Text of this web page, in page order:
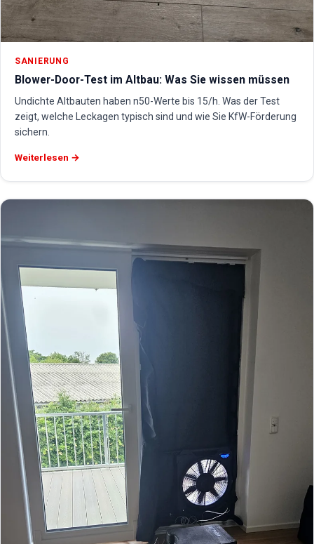
SANIERUNG
Blower-Door-Test im Altbau: Was Sie wissen müssen
Undichte Altbauten haben n50-Werte bis 15/h. Was der Test
zeigt, welche Leckagen typisch sind und wie Sie KfW-Förderung
sichern.
Weiterlesen →